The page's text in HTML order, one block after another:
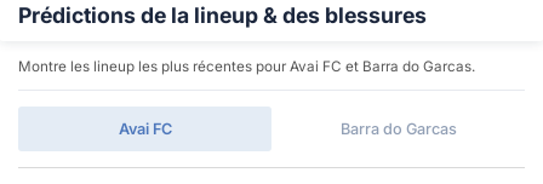
Prédictions de la lineup & des blessures
Montre les lineup les plus récentes pour Avai FC et Barra do Garcas.
Avai FC Barra do Garcas